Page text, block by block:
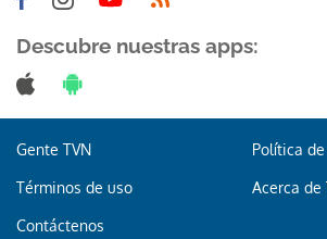
Descubre nuestras apps:
Gente TVN Política
Términos de uso Acerca de
Contáctenos